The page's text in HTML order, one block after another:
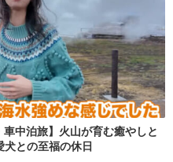
中泊旅】火山が育む癒やしと
との至福の休日